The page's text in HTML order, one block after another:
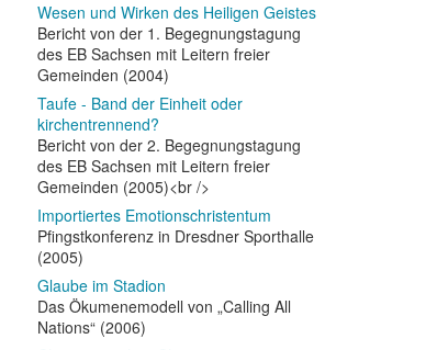
Wesen und Wirken des Heiligen Geistes
Bericht von der 1. Begegnungstagung
des EB Sachsen mit Leitern freier
Gemeinden (2004)
Taufe - Band der Einheit oder
kirchentrennend?
Bericht von der 2. Begegnungstagung
des EB Sachsen mit Leitern freier
Gemeinden (2005)<br />
Importiertes Emotionschristentum
Pfingstkonferenz in Dresdner Sporthalle
(2005)
Glaube im Stadion
Das Ökumenemodell von „Calling All
Nations“ (2006)